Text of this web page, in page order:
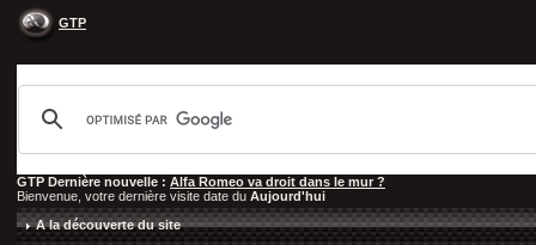
GTP
GTP Dernière nouvelle : Alfa Romeo va droit dans le mur ?
Bienvenue, votre dernière visite date du Aujourd'hui
A la découverte du site